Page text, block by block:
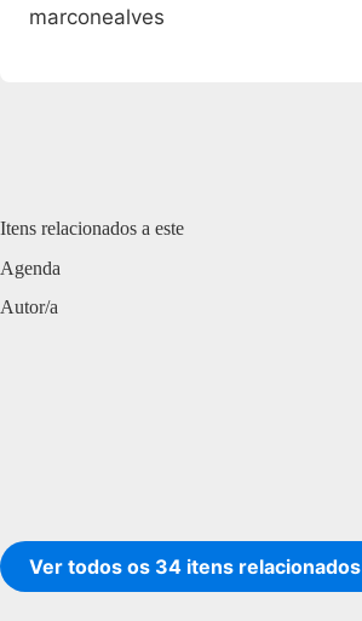
marconealves
Itens relacionados a este
Agenda
Autor/a
Ver todos os 34 itens relacionados